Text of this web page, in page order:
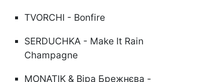
TVORCHI - Bonfire
SERDUCHKA - Make It Rain
Champagne
MONATIK & Віра Брежнєва -